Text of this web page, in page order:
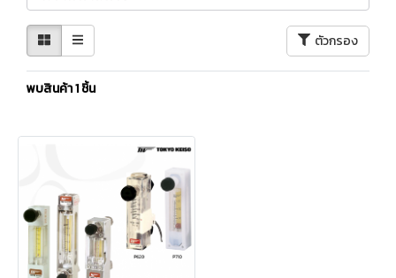
ตัวกรอง
พบสินค้า 1 ชิ้น